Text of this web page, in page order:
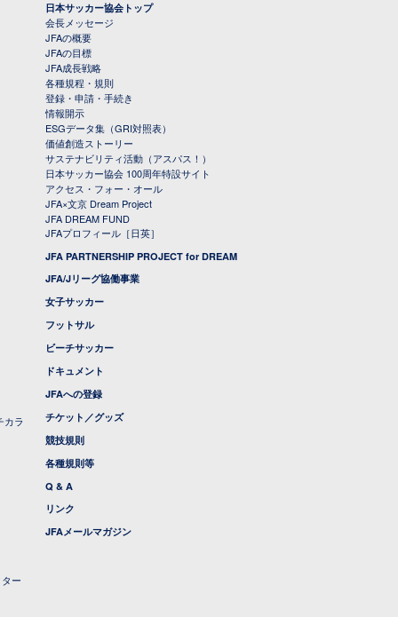
カラ
ー
日本サッカー協会トップ
会長メッセージ
JFAの概要
JFAの目標
JFA成長戦略
各種規程・規則
登録・申請・手続き
情報開示
ESGデータ集（GRI対照表）
価値創造ストーリー
サステナビリティ活動（アスパス！）
日本サッカー協会 100周年特設サイト
アクセス・フォー・オール
JFA×文京 Dream Project
JFA DREAM FUND
JFAプロフィール［日英］
JFA PARTNERSHIP PROJECT for DREAM
JFA/Jリーグ協働事業
女子サッカー
フットサル
ビーチサッカー
ドキュメント
JFAへの登録
チケット／グッズ
競技規則
各種規則等
Q & A
リンク
JFAメールマガジン